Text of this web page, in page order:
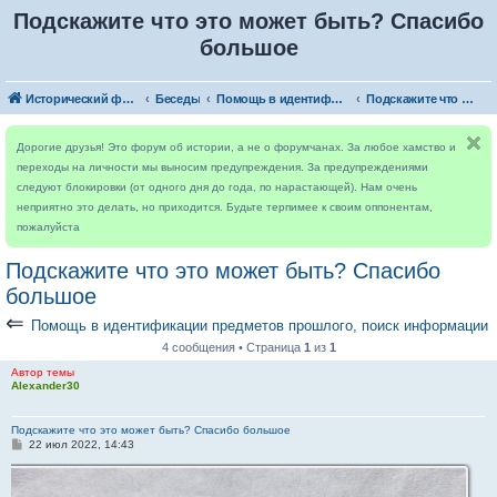
Подскажите что это может быть? Спасибо
большое
Исторический форум Беседы Помощь в идентификации предметов прошлого, поиск информации Подскажите что это может быть? Спасибо большое
Дорогие друзья! Это форум об истории, а не о форумчанах. За любое хамство и
переходы на личности мы выносим предупреждения. За предупреждениями
следуют блокировки (от одного дня до года, по нарастающей). Нам очень
неприятно это делать, но приходится. Будьте терпимее к своим оппонентам,
пожалуйста
Подскажите что это может быть? Спасибо
большое
⇐ Помощь в идентификации предметов прошлого, поиск информации
4 сообщения • Страница 1 из 1
Автор темы
Alexander30
Подскажите что это может быть? Спасибо большое
С
о
22 июл 2022, 14:43